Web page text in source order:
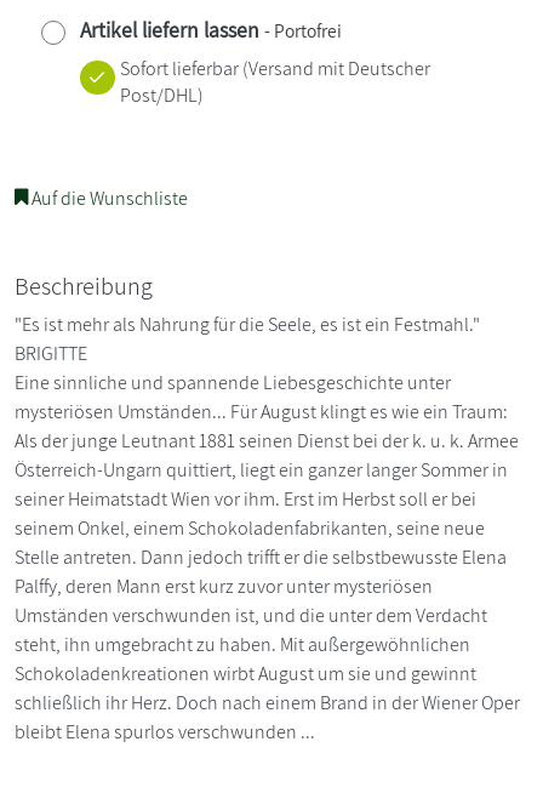
Artikel liefern lassen - Portofrei
Sofort lieferbar(Versand mit Deutscher
Post/DHL)
Auf die Wunschliste
Beschreibung
"Es ist mehr als Nahrung für die Seele, es ist ein Festmahl."
BRIGITTE
Eine sinnliche und spannende Liebesgeschichte unter
mysteriösen Umständen... Für August klingt es wie ein Traum:
Als der junge Leutnant 1881 seinen Dienst bei der k. u. k. Armee
Österreich-Ungarn quittiert, liegt ein ganzer langer Sommer in
seiner Heimatstadt Wien vor ihm. Erst im Herbst soll er bei
seinem Onkel, einem Schokoladenfabrikanten, seine neue
Stelle antreten. Dann jedoch trifft er die selbstbewusste Elena
Palffy, deren Mann erst kurz zuvor unter mysteriösen
Umständen verschwunden ist, und die unter dem Verdacht
steht, ihn umgebracht zu haben. Mit außergewöhnlichen
Schokoladenkreationen wirbt August um sie und gewinnt
schließlich ihr Herz. Doch nach einem Brand in der Wiener Oper
bleibt Elena spurlos verschwunden ...